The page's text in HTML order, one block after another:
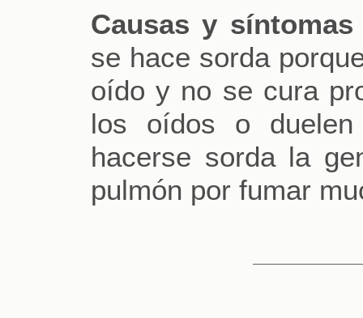
Causas y
se hace sorda
oído y no se cura
los oídos o
hacerse sorda la
pulmón por fumar